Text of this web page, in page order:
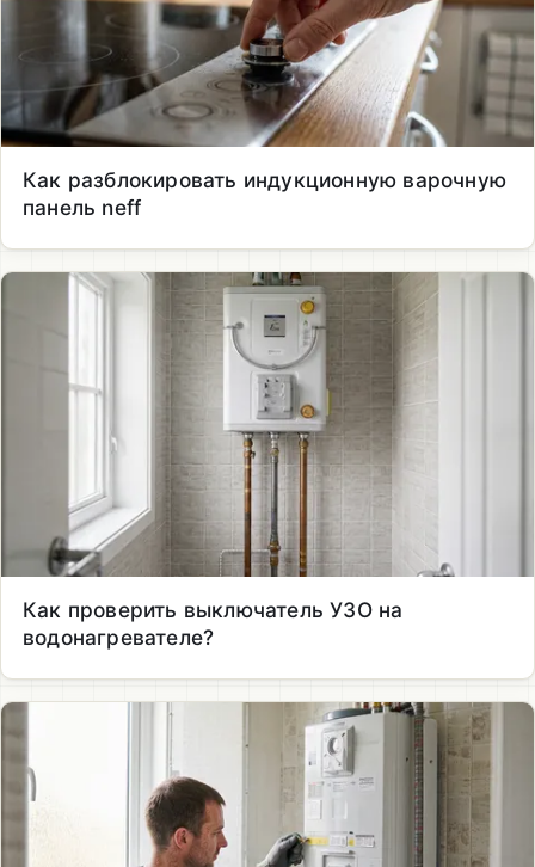
Как разблокировать индукционную варочную
панель neff
Как проверить выключатель УЗО на
водонагревателе?